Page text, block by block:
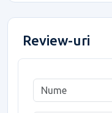
Review-uri